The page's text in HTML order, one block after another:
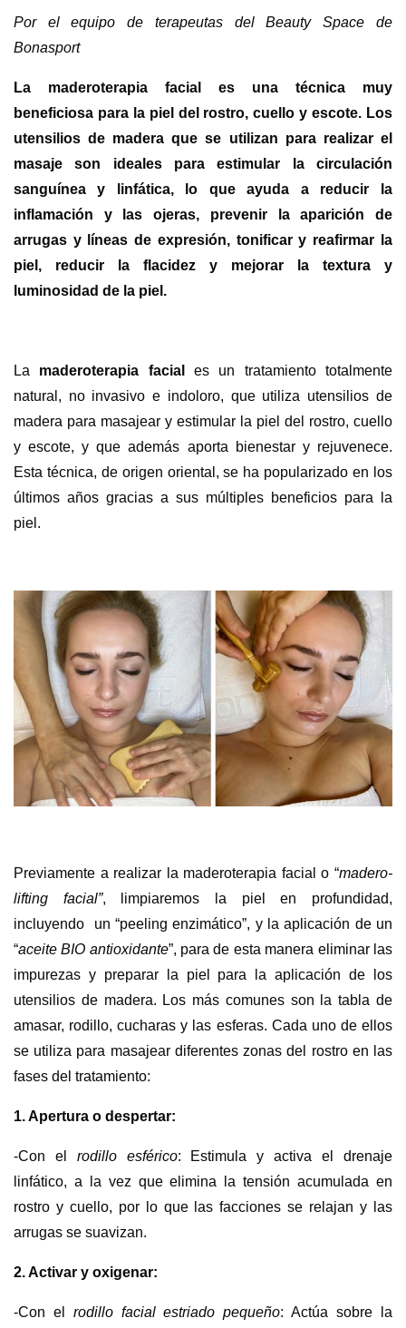
Por el equipo de terapeutas del Beauty Space de
Bonasport
La maderoterapia facial es una técnica muy
beneficiosa para la piel del rostro, cuello y escote. Los
utensilios de madera que se utilizan para realizar el
masaje son ideales para estimular la circulación
sanguínea y linfática, lo que ayuda a reducir la
inflamación y las ojeras, prevenir la aparición de
arrugas y líneas de expresión, tonificar y reafirmar la
piel, reducir la flacidez y mejorar la textura y
luminosidad de la piel.
La maderoterapia facial
es un tratamiento totalmente
natural, no invasivo e indoloro, que utiliza utensilios de
madera para masajear y estimular la piel del rostro, cuello
y escote, y que además aporta bienestar y rejuvenece.
Esta técnica, de origen oriental, se ha popularizado en los
últimos años gracias a sus múltiples beneficios para la
piel.
Previamente a realizar la maderoterapia facial o “madero-
lifting facial”, limpiaremos la piel en profundidad,
incluyendo
un “peeling enzimático”, y la aplicación de un
“aceite BIO antioxidante”, para de esta manera eliminar las
impurezas y preparar la piel para la aplicación de los
utensilios de madera. Los más comunes son la tabla de
amasar, rodillo, cucharas y las esferas. Cada uno de ellos
se utiliza para masajear diferentes zonas del rostro en las
fases del tratamiento:
1. Apertura o despertar:
-Con el rodillo esférico: Estimula y activa el drenaje
linfático, a la vez que elimina la tensión acumulada en
rostro y cuello, por lo que las facciones se relajan y las
arrugas se suavizan.
2. Activar y oxigenar:
-Con el rodillo facial estriado pequeño: Actúa sobre la